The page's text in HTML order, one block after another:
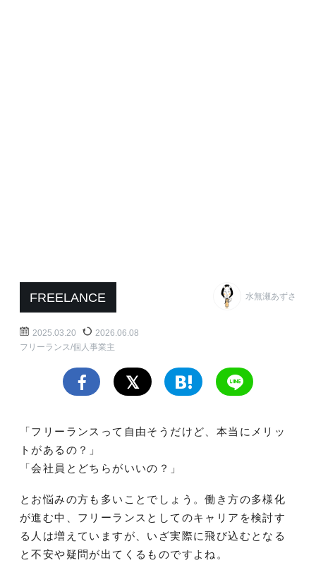
FREELANCE 水無瀬あずさ
2025.03.20
2026.06.08
フリーランス/個人事業主
「フリーランスって自由そうだけど、本当にメリッ
トがあるの？」
「会社員とどちらがいいの？」
とお悩みの方も多いことでしょう。働き方の多様化
が進む中、フリーランスとしてのキャリアを検討す
る人は増えていますが、いざ実際に飛び込むとなる
と不安や疑問が出てくるものですよね。